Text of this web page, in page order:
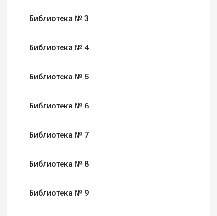
Библиотека № 3
Библиотека № 4
Библиотека № 5
Библиотека № 6
Библиотека № 7
Библиотека № 8
Библиотека № 9